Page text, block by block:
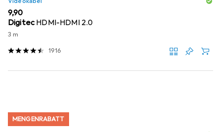
EUR
9,90
DigitecHDMI-HDMI 2.0
3 m
1916
MENGENRABATT